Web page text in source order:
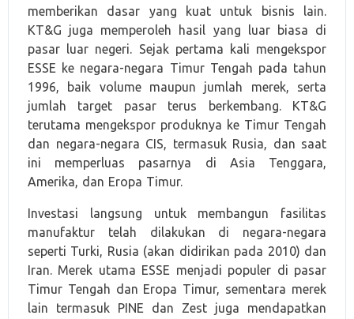
memberikan dasar yang kuat untuk bisnis lain.
KT&G juga memperoleh hasil yang luar biasa di
pasar luar negeri. Sejak pertama kali mengekspor
ESSE ke negara-negara Timur Tengah pada tahun
1996, baik volume maupun jumlah merek, serta
jumlah target pasar terus berkembang. KT&G
terutama mengekspor produknya ke Timur Tengah
dan negara-negara CIS, termasuk Rusia, dan saat
ini memperluas pasarnya di Asia Tenggara,
Amerika, dan Eropa Timur.
Investasi langsung untuk membangun fasilitas
manufaktur telah dilakukan di negara-negara
seperti Turki, Rusia (akan didirikan pada 2010) dan
Iran. Merek utama ESSE menjadi populer di pasar
Timur Tengah dan Eropa Timur, sementara merek
lain termasuk PINE dan Zest juga mendapatkan